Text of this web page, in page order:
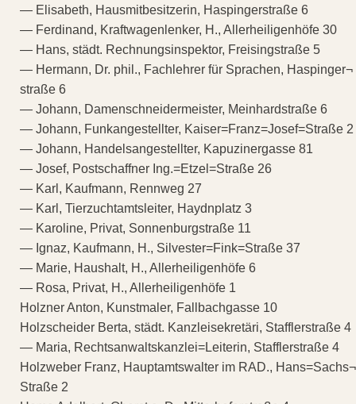
— Elisabeth, Hausmitbesitzerin, Haspingerstraße 6
— Ferdinand, Kraftwagenlenker, H., Allerheiligenhöfe 30
— Hans, städt. Rechnungsinspektor, Freisingstraße 5
— Hermann, Dr. phil., Fachlehrer für Sprachen, Haspinger¬
straße 6
— Johann, Damenschneidermeister, Meinhardstraße 6
— Johann, Funkangestellter, Kaiser=Franz=Josef=Straße 2
— Johann, Handelsangestellter, Kapuzinergasse 81
— Josef, Postschaffner Ing.=Etzel=Straße 26
— Karl, Kaufmann, Rennweg 27
— Karl, Tierzuchtamtsleiter, Haydnplatz 3
— Karoline, Privat, Sonnenburgstraße 11
— Ignaz, Kaufmann, H., Silvester=Fink=Straße 37
— Marie, Haushalt, H., Allerheiligenhöfe 6
— Rosa, Privat, H., Allerheiligenhöfe 1
Holzner Anton, Kunstmaler, Fallbachgasse 10
Holzscheider Berta, städt. Kanzleisekretäri, Stafflerstraße 4
— Maria, Rechtsanwaltskanzlei=Leiterin, Stafflerstraße 4
Holzweber Franz, Hauptamtswalter im RAD., Hans=Sachs¬
Straße 2